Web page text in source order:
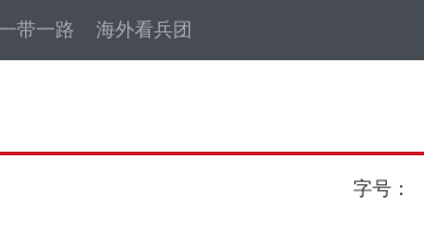
一带一路 海外看兵团
字号：